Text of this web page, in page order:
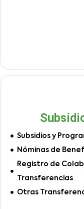
Subsidios y
Nóminas de
Registro de
Transferencias
Otras